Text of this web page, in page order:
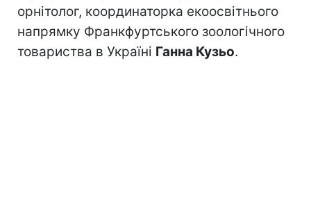
орнітолог, координаторка екоосвітнього
напрямку Франкфуртського зоологічного
товариства в Україні Ганна Кузьо.